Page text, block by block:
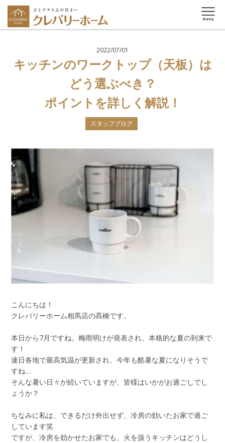
2022/07/01
キッチンのワークトップ（天板）は
どう選ぶべき？
ポイントを詳しく解説！
スタッフブログ
こんにちは！
クレバリーホーム相馬店の髙橋です。
本日から7月ですね。梅雨明けが発表され、本格的な夏の到来で
す！
連日各地で最高気温が更新され、今年も酷暑な夏になりそうで
すね…
そんな暑い日々が続いていますが、皆様はいかがお過ごしでし
ょうか？
ちなみに私は、できるだけ外出せず、冷房の効いたお家で過ご
しています笑
ですが、冷房を効かせたお家でも、火を扱うキッチンはどうし